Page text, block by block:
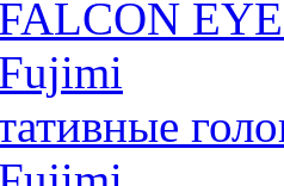
FALCON
Fujimi